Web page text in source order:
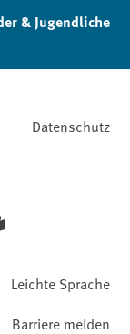
& Jugendliche
Datenschutz
Leichte Sprache
Barriere melden